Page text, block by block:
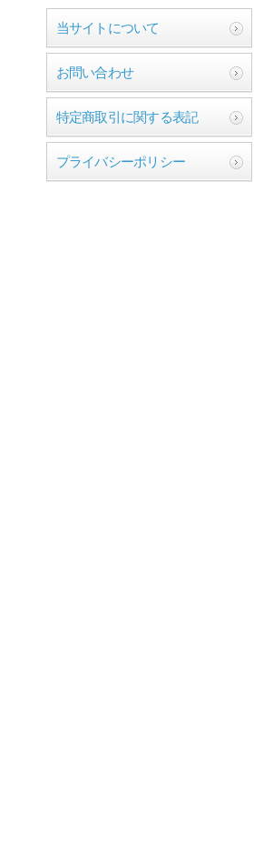
当サイトについて
お問い合わせ
特定商取引に関する表記
プライバシーポリシー